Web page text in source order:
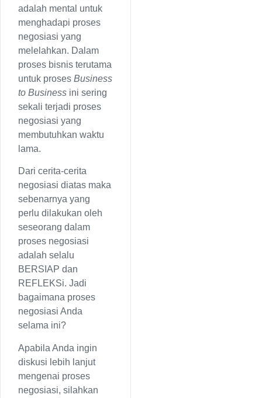
adalah mental untuk
menghadapi proses
negosiasi yang
melelahkan. Dalam
proses bisnis terutama
untuk proses Business
to Business ini sering
sekali terjadi proses
negosiasi yang
membutuhkan waktu
lama.
Dari cerita-cerita
negosiasi diatas maka
sebenarnya yang
perlu dilakukan oleh
seseorang dalam
proses negosiasi
adalah selalu
BERSIAP dan
REFLEKSi. Jadi
bagaimana proses
negosiasi Anda
selama ini?
Apabila Anda ingin
diskusi lebih lanjut
mengenai proses
negosiasi, silahkan